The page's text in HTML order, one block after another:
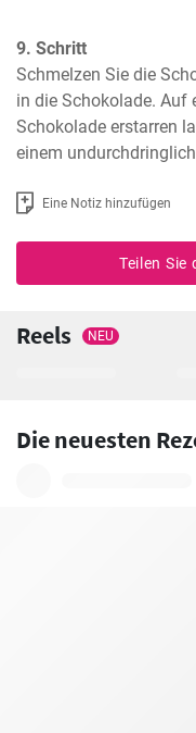
9. Schritt
Schmelzen Sie die
in die Schokolade. Auf
Schokolade erstarren
einem
Eine Notiz hinzufügen
Teilen Sie
Reels NEU
Die neuesten